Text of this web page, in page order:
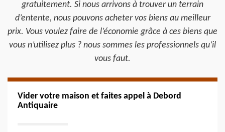
gratuitement. Si nous arrivons à trouver un terrain
d’entente, nous pouvons acheter vos biens au meilleur
prix. Vous voulez faire de l’économie grâce à ces biens que
vous n’utilisez plus ? nous sommes les professionnels qu’il
vous faut.
Vider votre maison et faites appel à Debord
Antiquaire